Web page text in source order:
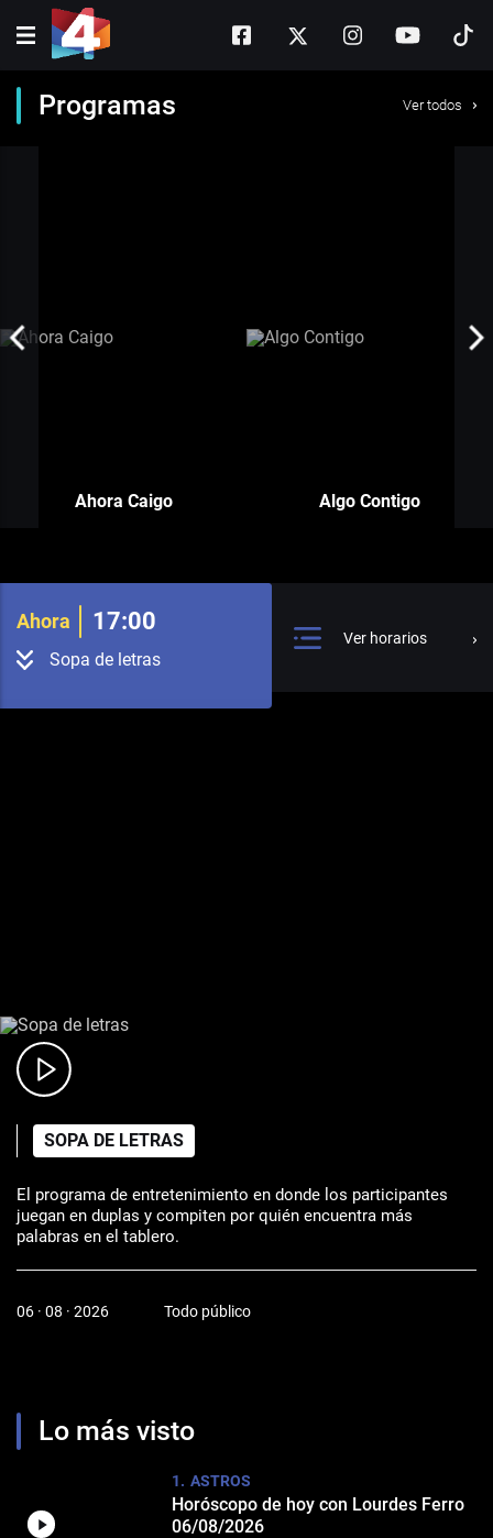
Programas Ver todos
Ahora Caigo Algo Contigo
Ahora 17:00
Sopa de letras
Ver horarios
SOPA DE LETRAS
El programa de entretenimiento en donde los participantes
juegan en duplas y compiten por quién encuentra más
palabras en el tablero.
06 · 08 · 2026 Todo público
Lo más visto
ASTROS
Horóscopo de hoy con Lourdes Ferro
06/08/2026